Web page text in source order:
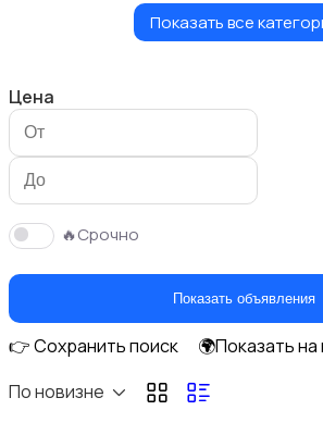
Куклы и игрушки
Оформление интерьера
Показать все
Цена
🔥Срочно
Показать объявления
👉 Сохранить поиск
🌍Показать на
По новизне